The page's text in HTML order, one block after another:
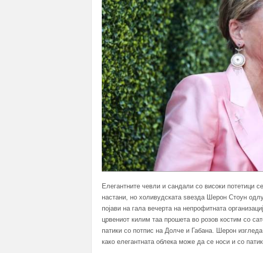
Елегантните чевли и сандали со високи потетици
настани, но холивудската ѕвезда Шерон Стоун
појави на гала вечерта на непрофитната
црвениот килим таа прошета во розов костим со
патики со потпис на Долче и Габана. Шерон
како елегантната облека може да се носи и со